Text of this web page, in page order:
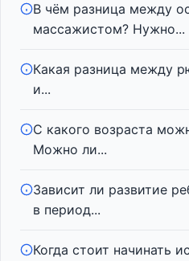
В чём разница между
массажистом? Нужно...
Какая разница между
и...
С какого возраста
Можно ли...
Зависит ли развитие
в период...
Когда стоит начинать